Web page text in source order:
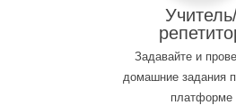
Задавайте и
домашние задания
платформе